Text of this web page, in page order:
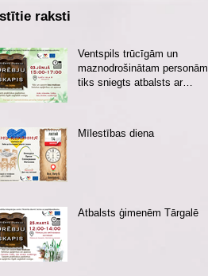
raksti
Ventspils trūcīgām un
maznodrošinātam personām
tiks sniegts atbalsts ar
Mīlestības diena
Atbalsts ģimenēm Tārgalē